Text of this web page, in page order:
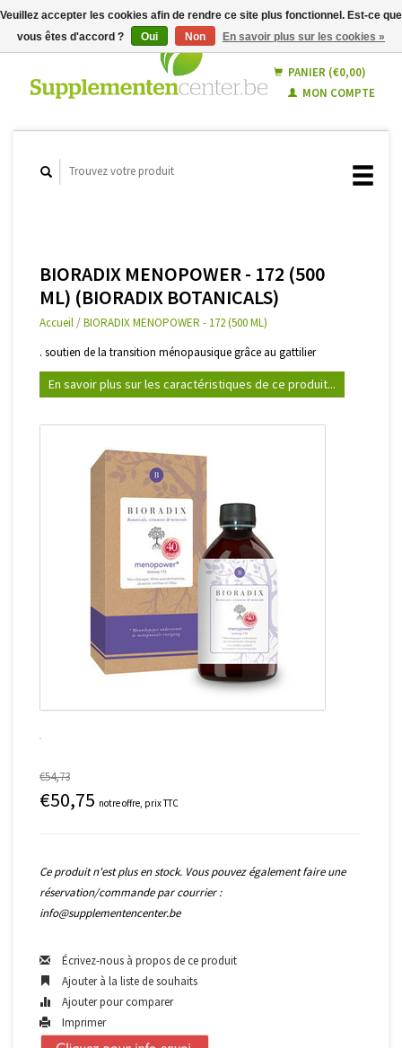
Français
PANIER (€0,00)
MON COMPTE
BIORADIX MENOPOWER - 172 (500
ML) (BIORADIX BOTANICALS)
Accueil /BIORADIX MENOPOWER - 172 (500 ML)
. soutien de la transition ménopausique grâce au gattilier
En savoir plus sur les caractéristiques de ce produit...
€54,73
€50,75 notre offre, prix TTC
Ce produit n'est plus en stock. Vous pouvez également faire une
réservation/commande par courrier :
info@supplementencenter.be
Écrivez-nous à propos de ce produit
Ajouter à la liste de souhaits
Ajouter pour comparer
Imprimer
Veuillez accepter les cookies afin de rendre ce site plus fonctionnel. Est-ce que
vous êtes d'accord ?
Oui Non En savoir plus sur les cookies »